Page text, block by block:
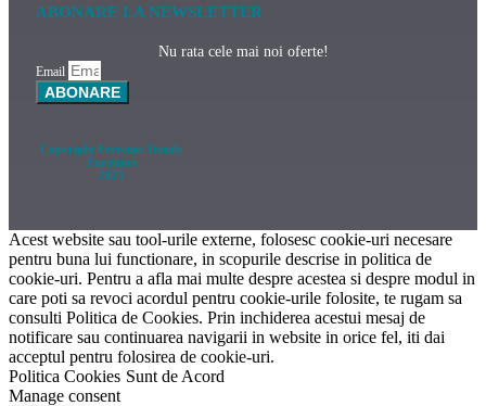
ABONARE LA NEWSLETTER
Nu rata cele mai noi oferte!
Email
ABONARE
Copyright Ferremo Trendy
Furniture
2025
Acest website sau tool-urile externe, folosesc cookie-uri necesare
pentru buna lui functionare, in scopurile descrise in politica de
cookie-uri. Pentru a afla mai multe despre acestea si despre modul in
care poti sa revoci acordul pentru cookie-urile folosite, te rugam sa
consulti Politica de Cookies. Prin inchiderea acestui mesaj de
notificare sau continuarea navigarii in website in orice fel, iti dai
acceptul pentru folosirea de cookie-uri.
Politica Cookies Sunt de Acord
Manage consent